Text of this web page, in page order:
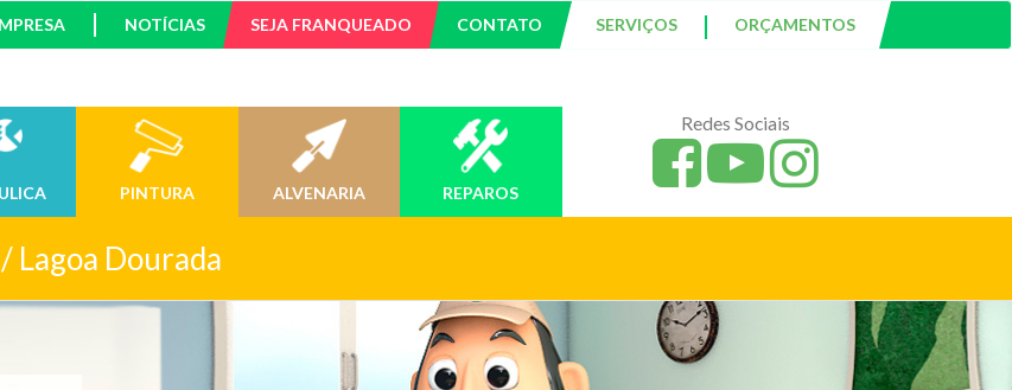
NOTÍCIAS SEJA FRANQUEADO CONTATO SERVIÇOS | ORÇAMENTOS
PINTURA ALVENARIA REPAROS
Redes Sociais
Lagoa Dourada